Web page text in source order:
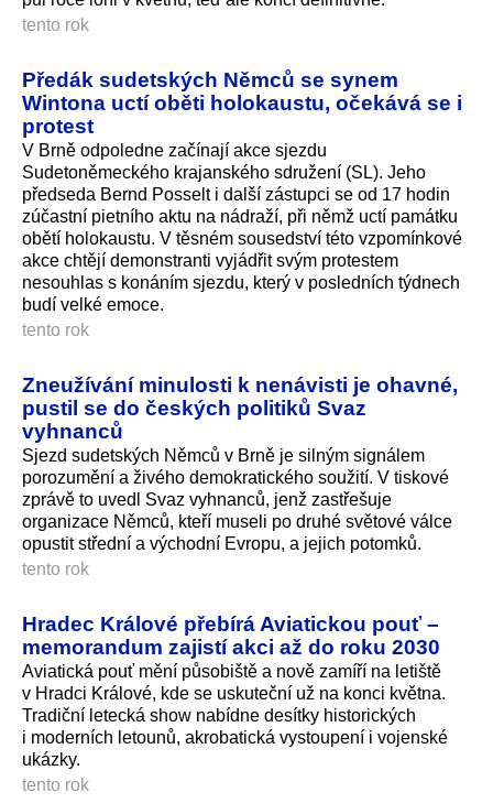
tento rok
Předák sudetských Němců se synem
Wintona uctí oběti holokaustu, očekává se i
protest
V Brně odpoledne začínají akce sjezdu
Sudetoněmeckého krajanského sdružení (SL). Jeho
předseda Bernd Posselt i další zástupci se od 17 hodin
zúčastní pietního aktu na nádraží, při němž uctí památku
obětí holokaustu. V těsném sousedství této vzpomínkové
akce chtějí demonstranti vyjádřit svým protestem
nesouhlas s konáním sjezdu, který v posledních týdnech
budí velké emoce.
tento rok
Zneužívání minulosti k nenávisti je ohavné,
pustil se do českých politiků Svaz
vyhnanců
Sjezd sudetských Němců v Brně je silným signálem
porozumění a živého demokratického soužití. V tiskové
zprávě to uvedl Svaz vyhnanců, jenž zastřešuje
organizace Němců, kteří museli po druhé světové válce
opustit střední a východní Evropu, a jejich potomků.
tento rok
Hradec Králové přebírá Aviatickou pouť –
memorandum zajistí akci až do roku 2030
Aviatická pouť mění působiště a nově zamíří na letiště
v Hradci Králové, kde se uskuteční už na konci května.
Tradiční letecká show nabídne desítky historických
i moderních letounů, akrobatická vystoupení i vojenské
ukázky.
tento rok